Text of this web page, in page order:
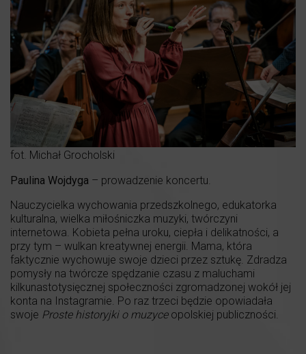
fot. Michał Grocholski
Paulina Wojdyga – prowadzenie koncertu.
Nauczycielka wychowania przedszkolnego, edukatorka
kulturalna, wielka miłośniczka muzyki, twórczyni
internetowa. Kobieta pełna uroku, ciepła i delikatności, a
przy tym – wulkan kreatywnej energii. Mama, która
faktycznie wychowuje swoje dzieci przez sztukę. Zdradza
pomysły na twórcze spędzanie czasu z maluchami
kilkunastotysięcznej społeczności zgromadzonej wokół jej
konta na Instagramie. Po raz trzeci będzie opowiadała
swoje Proste historyjki o muzyceopolskiej publiczności.